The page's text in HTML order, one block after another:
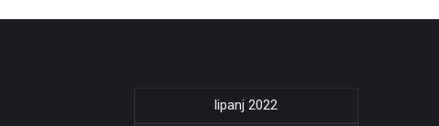
lipanj 2022